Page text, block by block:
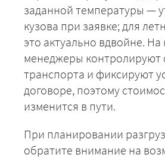
заданной температуры —
кузова при заявке; для
это актуально вдвойне.
менеджеры контролируют
транспорта и фиксируют
договоре, поэтому
изменится в пути.
При планировании
обратите внимание на